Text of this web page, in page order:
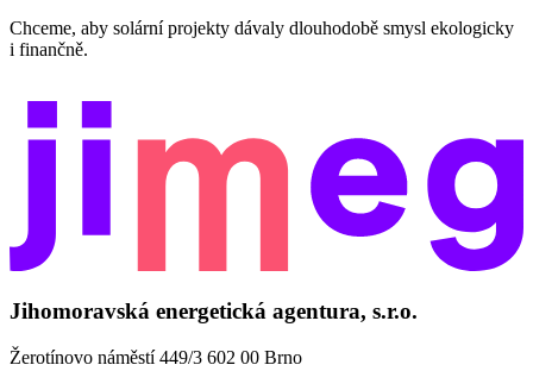
Chceme, aby solární projekty dávaly dlouhodobě smysl ekologicky
i finančně.
Jihomoravská energetická agentura, s.r.o.
Žerotínovo náměstí 449/3 602 00 Brno